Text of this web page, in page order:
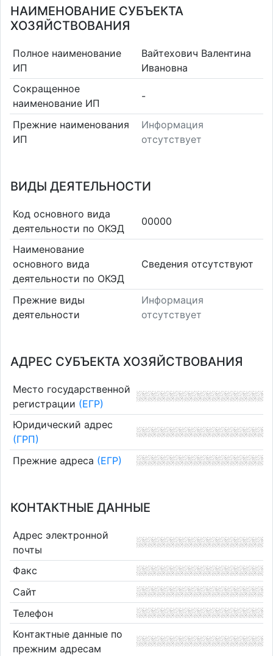
НАИМЕНОВАНИЕ СУБЪЕКТА
ХОЗЯЙСТВОВАНИЯ
Полное наименование
ИП
Вайтехович Валентина
Ивановна
Сокращенное
наименование ИП
-
Прежние наименования
ИП
Информация
отсутствует
ВИДЫ ДЕЯТЕЛЬНОСТИ
Код основного вида
деятельности по ОКЭД
00000
Наименование
основного вида
деятельности по ОКЭД
Cведения отсутствуют
Прежние виды
деятельности
Информация
отсутствует
АДРЕС СУБЪЕКТА ХОЗЯЙСТВОВАНИЯ
Место государственной
регистрации (ЕГР)
Юридический адрес
(ГРП)
Прежние адреса (ЕГР)
КОНТАКТНЫЕ ДАННЫЕ
Адрес электронной
почты
Факс
Сайт
Телефон
Контактные данные по
прежним адресам